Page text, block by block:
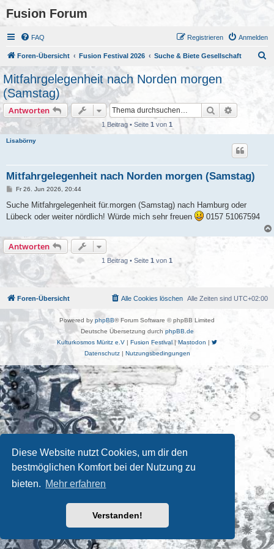
Diese Website nutzt Cookies, um dir den
bestmöglichen Komfort bei der Nutzung zu
bieten. Mehr erfahren
Verstanden!
Fusion Forum
FAQ Anmelden
Registrieren
Foren-Übersicht Fusion Festival 2026 Suche & Biete Gesellschaft
Mitfahrgelegenheit nach Norden morgen
(Samstag)
Antworten Suche
1 Beitrag • Seite 1 von 1
Lisabörny
Mitfahrgelegenheit nach Norden morgen (Samstag)
B
r
Fr 26. Jun 2026, 20:44
Suche Mitfahrgelegenheit für.morgen (Samstag) nach Hamburg oder
Lübeck oder weiter nördlich! Würde mich sehr freuen
0157 51067594
Antworten
1 Beitrag • Seite 1 von 1
Foren-Übersicht Alle Zeiten sind UTC+02:00
Alle Cookies löschen
Powered by phpBB® Forum Software © phpBB Limited
Deutsche Übersetzung durch phpBB.de
Kulturkosmos Müritz e.V | Fusion Festival |Mastodon |
Datenschutz| Nutzungsbedingungen